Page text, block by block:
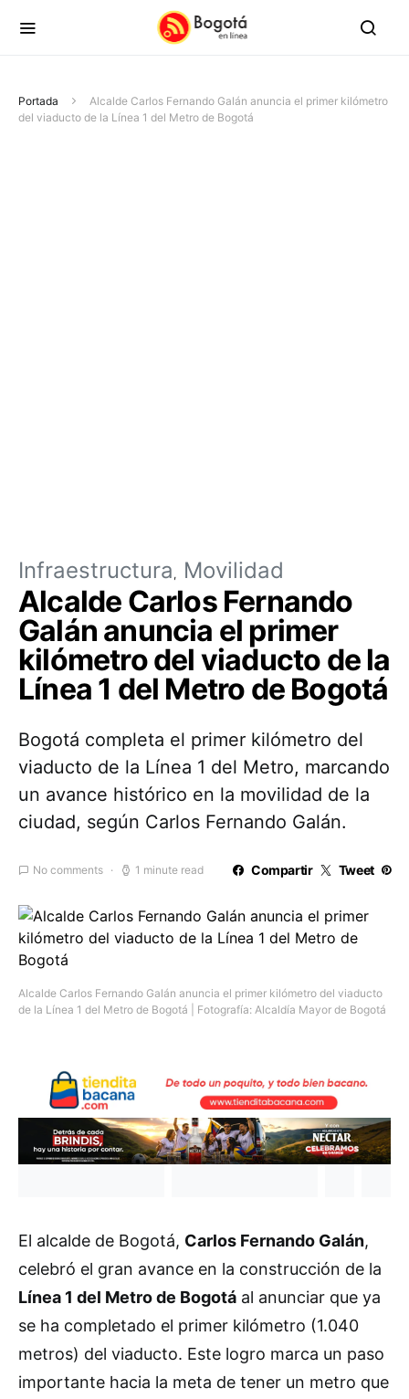
Portada
Alcalde Carlos Fernando Galán anuncia el primer kilómetro
del viaducto de la Línea 1 del Metro de Bogotá
Infraestructura Movilidad
Alcalde Carlos Fernando
Galán anuncia el primer
kilómetro del viaducto de la
Línea 1 del Metro de Bogotá
Bogotá completa el primer kilómetro del
viaducto de la Línea 1 del Metro, marcando
un avance histórico en la movilidad de la
ciudad, según Carlos Fernando Galán.
No comments 1 minute read Compartir Tweet
Alcalde Carlos Fernando Galán anuncia el primer kilómetro del viaducto
de la Línea 1 del Metro de Bogotá | Fotografía: Alcaldía Mayor de Bogotá
El alcalde de Bogotá, Carlos Fernando Galán,
celebró el gran avance en la construcción de la
Línea 1 del Metro de Bogotá al anunciar que ya
se ha completado el primer kilómetro (1.040
metros) del viaducto. Este logro marca un paso
importante hacia la meta de tener un metro que